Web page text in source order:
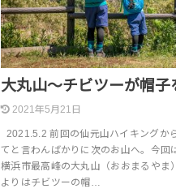
大丸山～チビツーが帽子
2021年5月21日
2021.5.2 前回の仙元山ハイキングか
てと言わんばかりに次のお山へ。今回
横浜市最高峰の大丸山（おおまるやま
よりはチビツーの帽…